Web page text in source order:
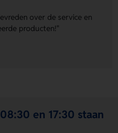
over de service en
producten!"
en 17:30 staan